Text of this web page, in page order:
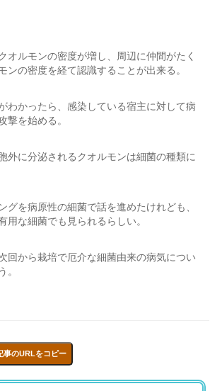
オルモンの密度が増し、周辺に仲間がたく
ンの密度を経て認識することが出来る。
わかったら、感染している宿主に対して病
撃を始める。
外に分泌されるクオルモンは細菌の種類に
グを病原性の細菌で話を進めたけれども、
用な細菌でも見られるらしい。
回から栽培で厄介な細菌由来の病気につい
。
事のURLをコピー